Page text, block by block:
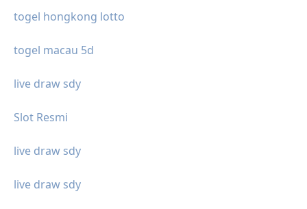
togel hongkong lotto
togel macau 5d
live draw sdy
Slot Resmi
live draw sdy
live draw sdy